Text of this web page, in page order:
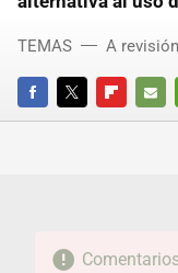
FACEBOOKTWITTERFLIPBOARD
E-
TEMAS A revisión